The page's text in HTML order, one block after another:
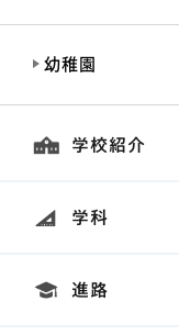
幼稚園
学校紹介
学科
進路